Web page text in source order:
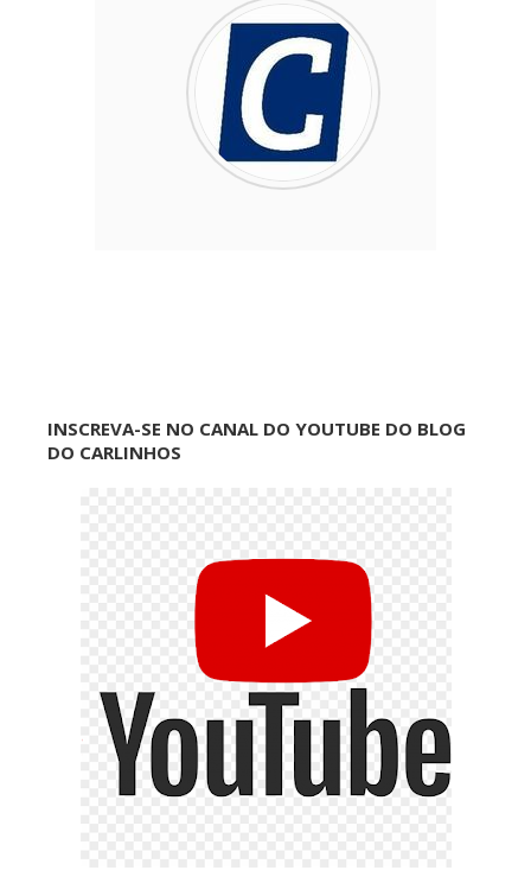
INSCREVA-SE NO CANAL DO YOUTUBE DO BLOG
DO CARLINHOS